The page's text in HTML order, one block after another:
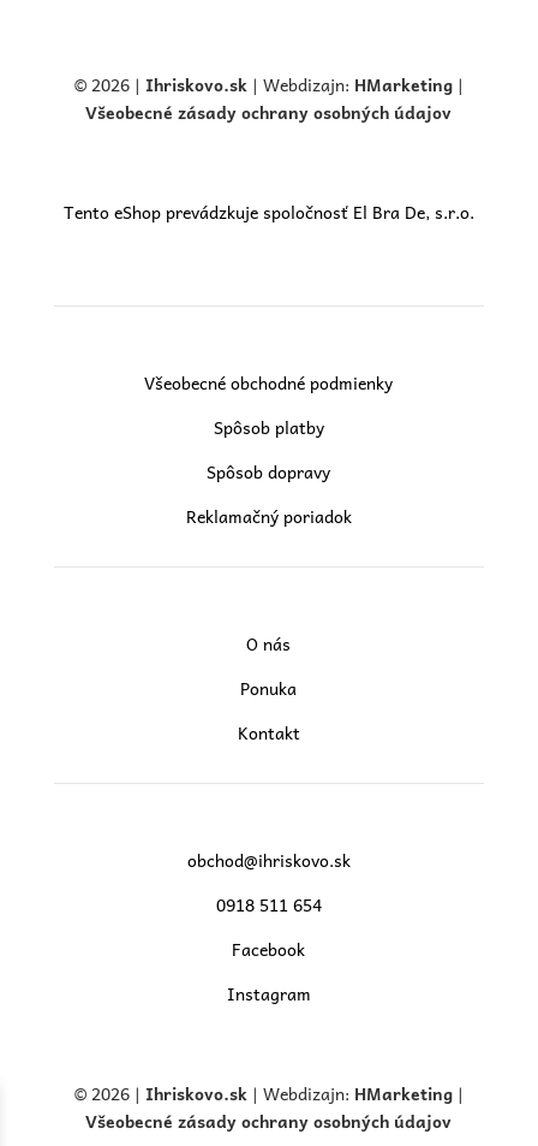
© 2026 | Ihriskovo.sk| Webdizajn: HMarketing |
Všeobecné zásady ochrany osobných údajov
Tento eShop prevádzkuje spoločnosť El Bra De, s.r.o.
Všeobecné obchodné podmienky
Spôsob platby
Spôsob dopravy
Reklamačný poriadok
O nás
Ponuka
Kontakt
obchod@ihriskovo.sk
0918 511 654
Facebook
Instagram
© 2026 | Ihriskovo.sk| Webdizajn: HMarketing |
Všeobecné zásady ochrany osobných údajov